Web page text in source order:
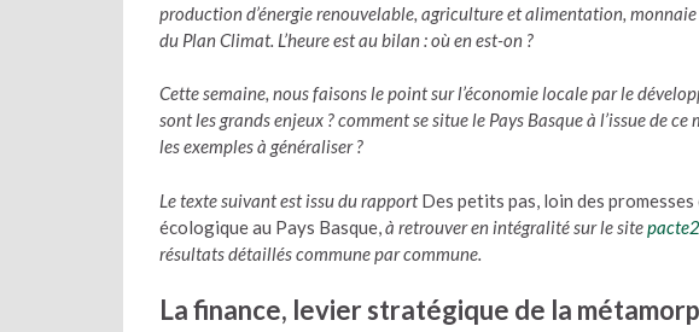
production d’énergie renouvelable, agriculture et alimentation,
du Plan Climat. L’heure est au bilan : où en est-on ?
Cette semaine, nous faisons le point sur l’économie locale par le
sont les grands enjeux ? comment se situe le Pays Basque à l’issue de
les exemples à généraliser ?
Le texte suivant est issu du rapportDes petits pas, loin des
écologique au Pays Basque, à retrouver en intégralité sur le site
résultats détaillés commune par commune.
La finance, levier stratégique de la